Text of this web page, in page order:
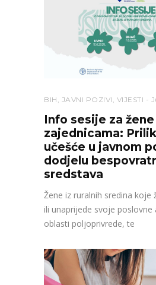
BIH , JAVNI POZIVI , VIJESTI
Info sesije za
zajednicama:
učešće u javnom
dodjelu
sredstava
Žene iz ruralnih sredina koje
ili unaprijede svoje poslovne
oblasti poljoprivrede, te